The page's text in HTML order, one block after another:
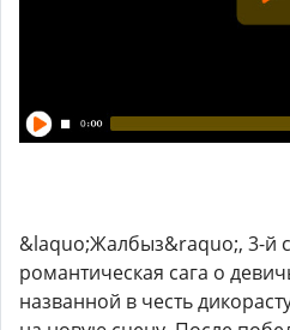
&laquo;Жалбыз&raquo;, 3-й
романтическая сага о
названной в честь